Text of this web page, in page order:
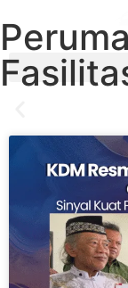
News &
Dapatkan berita
Jonggol
Mulai